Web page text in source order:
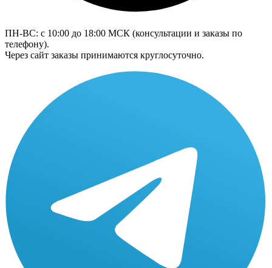
ПН-ВС: с 10:00 до 18:00 МСК (консультации и заказы по
телефону).
Через сайт заказы принимаются круглосуточно.